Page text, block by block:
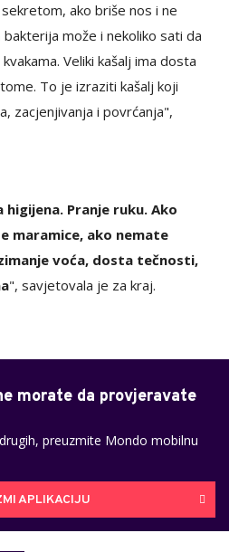
ako briše nos i ne
može i nekoliko sati da
Veliki kašalj ima dosta
To je izraziti kašalj koji
zacjenjivanja i povrćanja",
higijena. Pranje ruku. Ako
maramice, ako nemate
voća, dosta tečnosti,
", savjetovala je za kraj.
morate da provjeravate
preuzmite Mondo mobilnu
APLIKACIJU